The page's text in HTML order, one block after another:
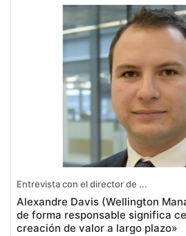
Entrevista con el director de ...
Alexandre Davis (Wellington
de forma responsable significa
creación de valor a largo plazo»